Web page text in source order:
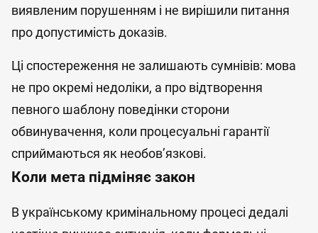
виявленим порушенням і не вирішили питання
про допустимість доказів.
Ці спостереження не залишають сумнівів: мова
не про окремі недоліки, а про відтворення
певного шаблону поведінки сторони
обвинувачення, коли процесуальні гарантії
сприймаються як необов’язкові.
Коли мета підміняє закон
В українському кримінальному процесі дедалі